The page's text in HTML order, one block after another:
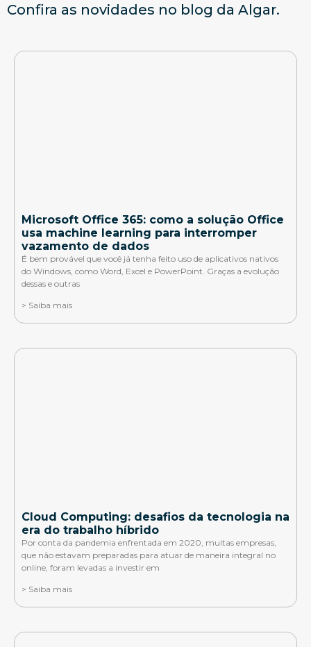
Confira as novidades no blog da Algar.
Microsoft Office 365: como a solução Office
usa machine learning para interromper
vazamento de dados
É bem provável que você já tenha feito uso de aplicativos nativos
do Windows, como Word, Excel e PowerPoint. Graças a evolução
dessas e outras
> Saiba mais
Cloud Computing: desafios da tecnologia na
era do trabalho híbrido
Por conta da pandemia enfrentada em 2020, muitas empresas,
que não estavam preparadas para atuar de maneira integral no
online, foram levadas a investir em
> Saiba mais